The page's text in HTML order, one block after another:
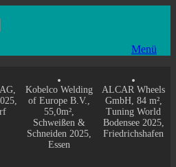
Menü
Kobelco Welding
of Europe B.V.,
55,0m²,
Schweißen &
Schneiden 2025,
Essen
ALCAR Wheels
GmbH, 84 m²,
Tuning World
Bodensee 2025,
Friedrichshafen